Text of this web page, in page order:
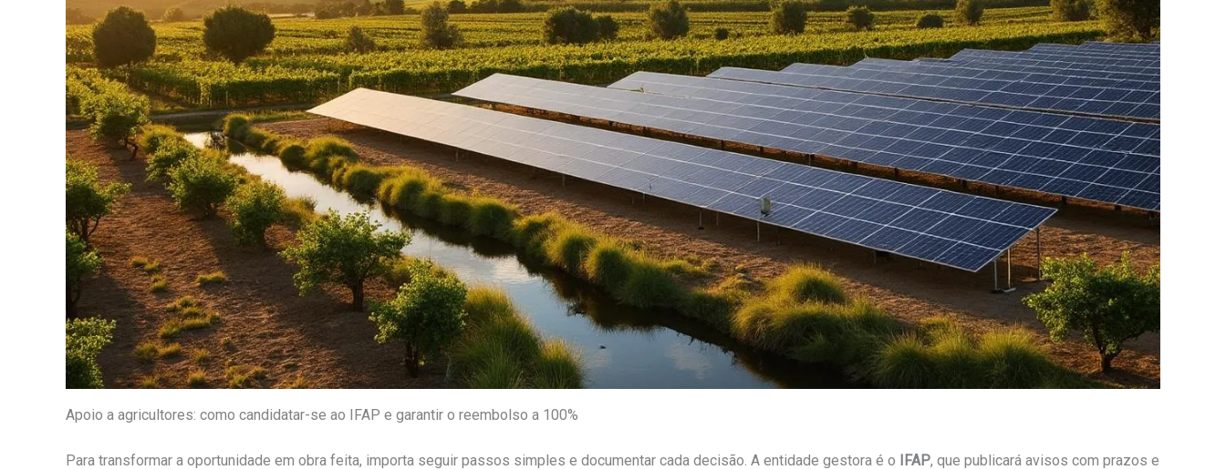
Apoio a agricultores: como candidatar-se ao IFAP e garantir o reembolso a 100%
Para transformar a oportunidade em obra feita, importa seguir passos simples e documentar cada decisão. A entidade gestora é o IFAP, que publicará avisos com prazos e